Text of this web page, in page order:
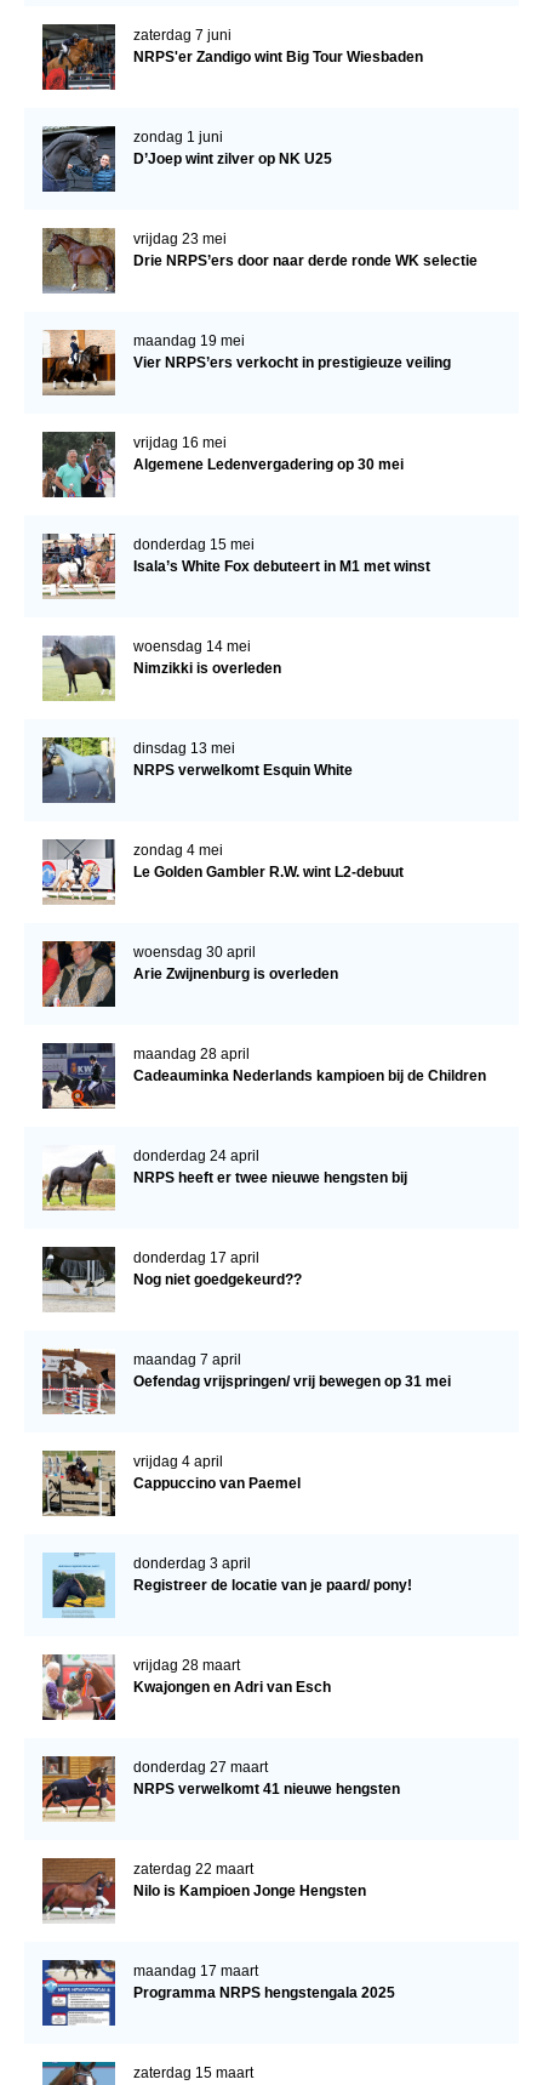
zaterdag 7 juni
NRPS'er Zandigo wint Big Tour Wiesbaden
zondag 1 juni
D’Joep wint zilver op NK U25
vrijdag 23 mei
Drie NRPS’ers door naar derde ronde WK selectie
maandag 19 mei
Vier NRPS’ers verkocht in prestigieuze veiling
vrijdag 16 mei
Algemene Ledenvergadering op 30 mei
donderdag 15 mei
Isala’s White Fox debuteert in M1 met winst
woensdag 14 mei
Nimzikki is overleden
dinsdag 13 mei
NRPS verwelkomt Esquin White
zondag 4 mei
Le Golden Gambler R.W. wint L2-debuut
woensdag 30 april
Arie Zwijnenburg is overleden
maandag 28 april
Cadeauminka Nederlands kampioen bij de Children
donderdag 24 april
NRPS heeft er twee nieuwe hengsten bij
donderdag 17 april
Nog niet goedgekeurd??
maandag 7 april
Oefendag vrijspringen/ vrij bewegen op 31 mei
vrijdag 4 april
Cappuccino van Paemel
donderdag 3 april
Registreer de locatie van je paard/ pony!
vrijdag 28 maart
Kwajongen en Adri van Esch
donderdag 27 maart
NRPS verwelkomt 41 nieuwe hengsten
zaterdag 22 maart
Nilo is Kampioen Jonge Hengsten
maandag 17 maart
Programma NRPS hengstengala 2025
zaterdag 15 maart